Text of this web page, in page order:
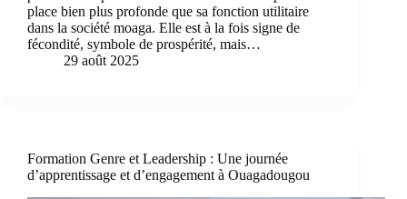
place bien plus profonde que sa fonction utilitaire
dans la société moaga. Elle est à la fois signe de
fécondité, symbole de prospérité, mais…
29 août 2025
Formation Genre et Leadership : Une journée
d’apprentissage et d’engagement à Ouagadougou